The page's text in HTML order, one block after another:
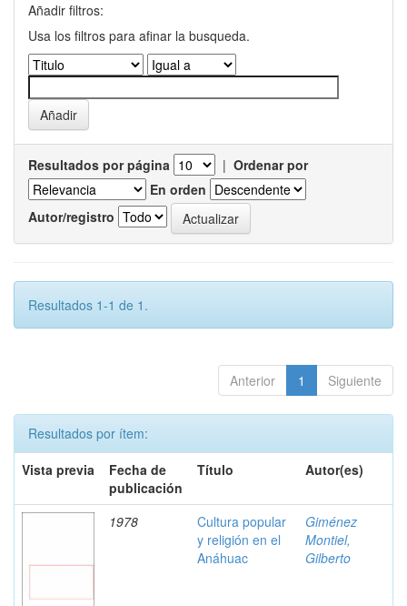
Añadir filtros:
Usa los filtros para afinar la busqueda.
Resultados por página | Ordenar por
En orden
Autor/registro
Resultados 1-1 de 1.
Anterior 1 Siguiente
Resultados por ítem:
Vista previa
Fecha de
publicación
Título Autor(es)
1978
Cultura popular
y religión en el
Anáhuac
Giménez
Montiel,
Gilberto